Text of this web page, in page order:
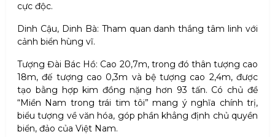
cực độc.
Dinh Cậu, Dinh Bà: Tham quan danh thắng tâm linh với
cảnh biển hùng vĩ.
Tượng Đài Bác Hồ: Cao 20,7m, trong đó thân tượng cao
18m, đế tượng cao 0,3m và bệ tượng cao 2,4m, được
tạo bằng hợp kim đồng nặng hơn 93 tấn. Có chủ đề
“Miền Nam trong trái tim tôi” mang ý nghĩa chính trị,
biểu tượng về văn hóa, góp phần khẳng định chủ quyền
biển, đảo của Việt Nam.